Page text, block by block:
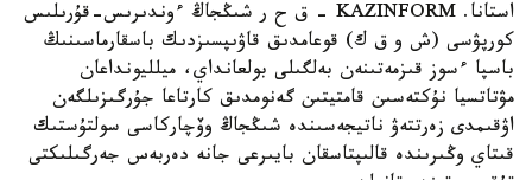
استانا. KAZINFORM – ق ح ر شىڭجاڭ ءوندىرىس-قۇرىلىس
كورپۋسى (ش و ق ك) قوعامدىق قاۋىپسىزدىك باسقارماسىنىڭ
باسپا ءسوز قىزمەتىنەن بەلگىلى بولعانداي، ميلليونداعان
مۋتاتسيا نۇكتەسىن قامتيتىن گەنومدىق كارتاعا جۇرگىزىلگەن
اۋقىمدى زەرتتەۋ ناتيجەسىندە شىڭجاڭ وۆچاركاسى سولتۇستىك
قىتاي وڭىرىندە قالىپتاسقان بايىرعى جانە دەربەس جەرگىلىكتى